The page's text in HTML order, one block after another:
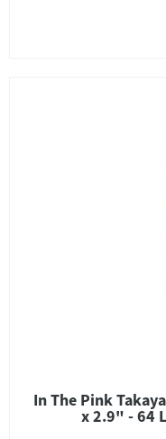
In The Pink
x 2.9" - 64